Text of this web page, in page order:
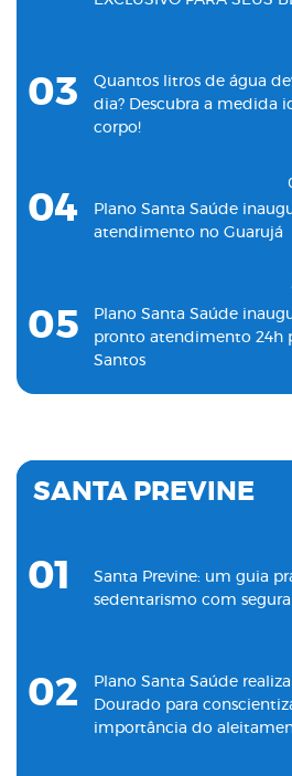
03
Quantos litros de água
dia? Descubra a medida
corpo!
04
Plano Santa Saúde
atendimento no Guarujá
05
Plano Santa Saúde
pronto atendimento 24h
Santos
Clínica Santa Saúde
município de Guarujá
Santa Saúde Consultas
unidade de coleta
com o Plano Santa Casa
SANTA PREVINE
01
Santa Previne: um guia
sedentarismo com
02
Plano Santa Saúde
Dourado para
importância do